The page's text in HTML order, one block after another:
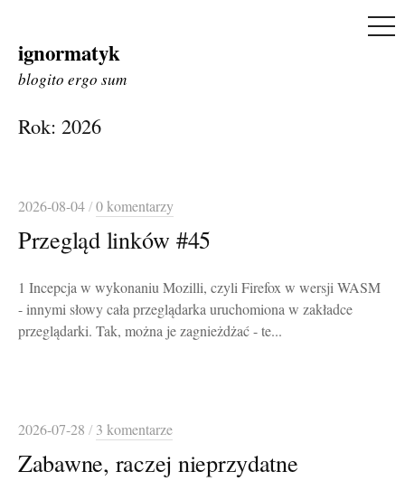
Skip
to
ignormatyk
blogito ergo sum
Rok: 2026
2026-08-04/0 komentarzy
Przegląd linków #45
1 Incepcja w wykonaniu Mozilli, czyli Firefox w wersji WASM
- innymi słowy cała przeglądarka uruchomiona w zakładce
przeglądarki. Tak, można je zagnieżdżać - te...
2026-07-28 / 3 komentarze
Zabawne, raczej nieprzydatne